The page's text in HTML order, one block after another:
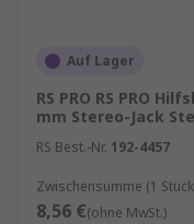
Auf Lager
RS PRO RS PRO
mm Stereo-Jack
RS Best.-Nr. 192-4457
Zwischensumme (1
8,56 €(ohne MwSt.)